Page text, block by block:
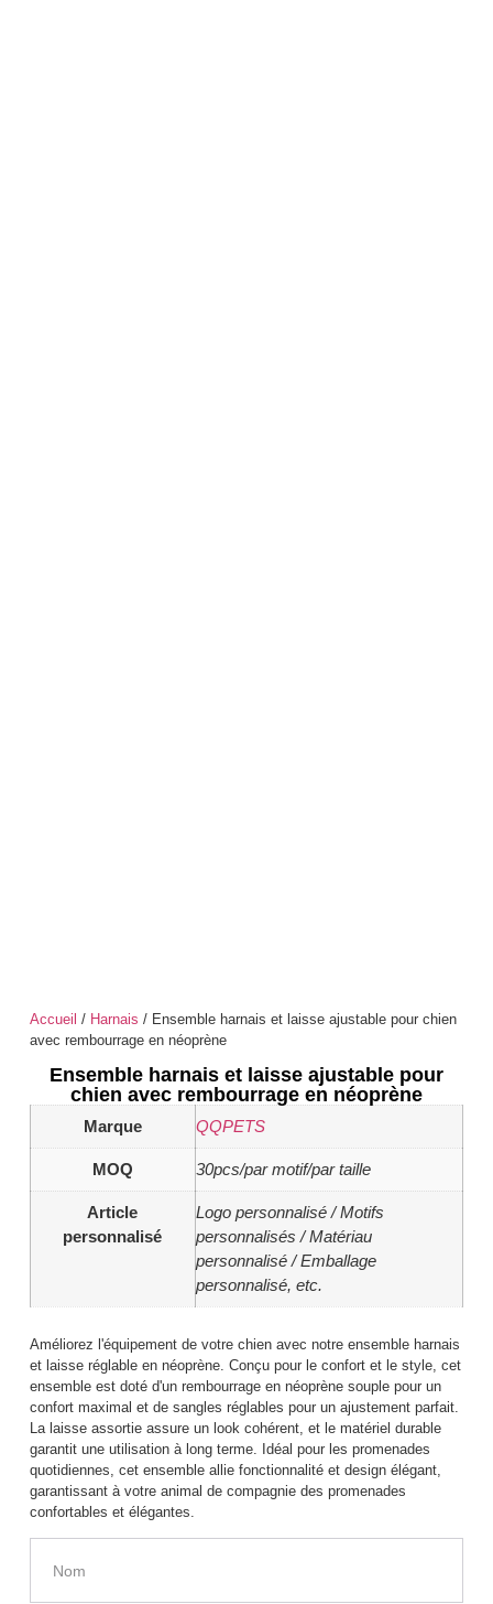
Accueil / Harnais / Ensemble harnais et laisse ajustable pour chien
avec rembourrage en néoprène
Ensemble harnais et laisse ajustable pour
chien avec rembourrage en néoprène
Marque QQPETS
MOQ 30pcs/par motif/par taille
Article
personnalisé
Logo personnalisé / Motifs
personnalisés / Matériau
personnalisé / Emballage
personnalisé, etc.
Améliorez l'équipement de votre chien avec notre ensemble harnais
et laisse réglable en néoprène. Conçu pour le confort et le style, cet
ensemble est doté d'un rembourrage en néoprène souple pour un
confort maximal et de sangles réglables pour un ajustement parfait.
La laisse assortie assure un look cohérent, et le matériel durable
garantit une utilisation à long terme. Idéal pour les promenades
quotidiennes, cet ensemble allie fonctionnalité et design élégant,
garantissant à votre animal de compagnie des promenades
confortables et élégantes.